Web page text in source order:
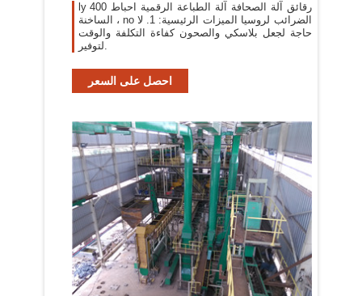
ly 400 رقائق آلة الصحافة آلة الطباعة الرقمية احباط
الساخنة ، no الضرائب لروسيا الميزات الرئيسية: 1. لا
حاجة لجعل بلاسكي والصحون كفاءة التكلفة والوقت
لتوفير.
احصل على السعر